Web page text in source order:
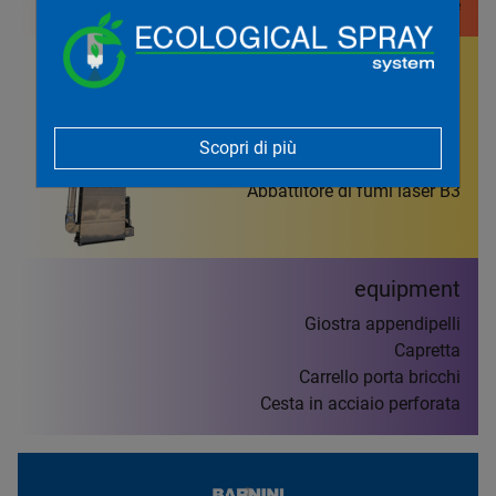
Cabina prova colore
Impianti di aspirazione centralizzati
Canali di immissione aria
Abbattitore di fumi laser B3
equipment
Giostra appendipelli
Capretta
Carrello porta bricchi
Cesta in acciaio perforata
Scopri di più